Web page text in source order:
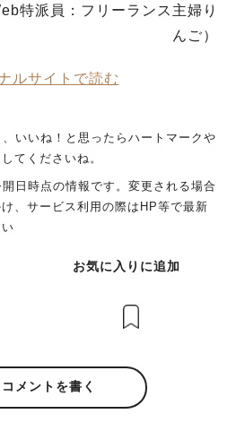
特派員：フリーランス主婦り
んご）
ルサイトで読む
いいね！と思ったらハートマークや
てくださいね。
日時点の情報です。変更される場合
、サービス利用の際はHP等で最新
お気に入りに追加
コメントを書く